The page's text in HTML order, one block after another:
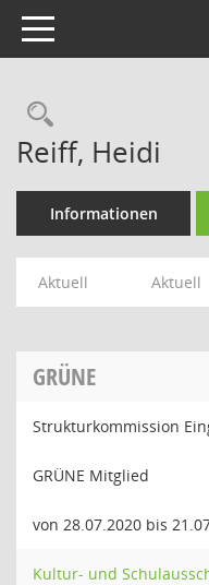
Toggle navigation
Reiff, Heidi
Informationen
Aktuell Aktuell
GRÜNE
Strukturkommission
GRÜNE Mitglied
von 28.07.2020 bis
Kultur- und